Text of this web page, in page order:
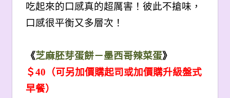
吃起來的口感真的超厲害！彼此不搶味，
口感很平衡又多層次！
《芝麻胚芽蛋餅－墨西哥辣菜蛋》
＄40（可另加價購起司或加價購升級盤式
早餐）